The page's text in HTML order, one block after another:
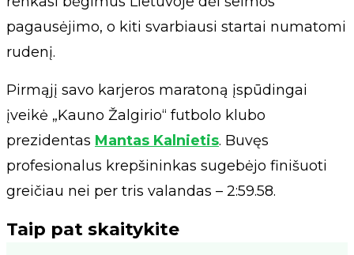
pagausėjimo, o kiti svarbiausi startai numatomi
rudenį.
Pirmąjį savo karjeros maratoną įspūdingai
įveikė „Kauno Žalgirio“ futbolo klubo
prezidentas Mantas Kalnietis. Buvęs
profesionalus krepšininkas sugebėjo finišuoti
greičiau nei per tris valandas – 2:59.58.
Taip pat skaitykite